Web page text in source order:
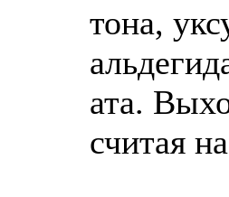
тона,
ата.
считая